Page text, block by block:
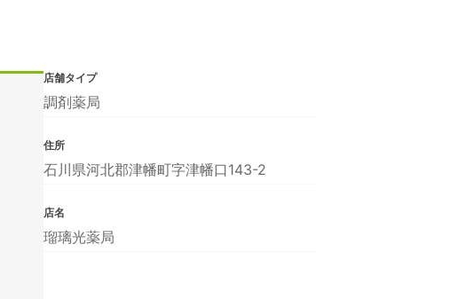
店舗タイプ
調剤薬局
住所
石川県河北郡津幡町字津幡口143-2
店名
瑠璃光薬局